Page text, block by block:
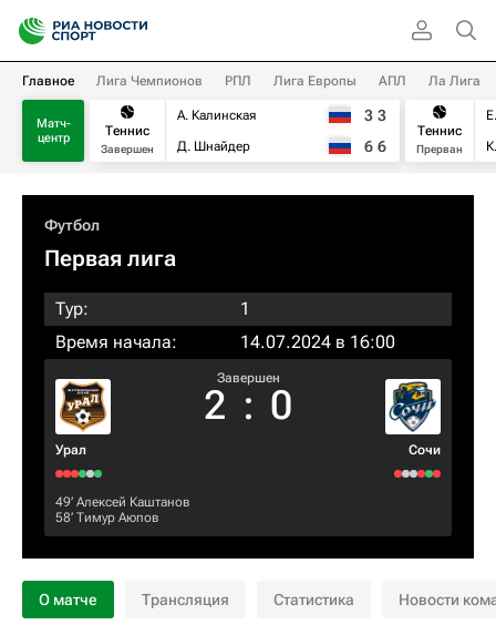
Главное Лига Чемпионов РПЛ Лига Европы АПЛ Ла Лига
Матч-
центр
Теннис
Завершен
А. Калинская
Д. Шнайдер
3 3
6 6
Теннис
Прерван
Футбол
Первая лига
Тур:
1
Время начала:
14.07.2024 в 16:00
Урал
Завершен
2 : 0
Сочи
49‎’‎ Алексей Каштанов
58‎’‎ Тимур Аюпов
О матче Трансляция Статистика Новости